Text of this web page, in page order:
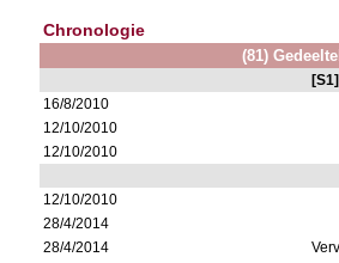
Chronologie
(81)
16/8/2010
12/10/2010
12/10/2010
12/10/2010
28/4/2014
28/4/2014